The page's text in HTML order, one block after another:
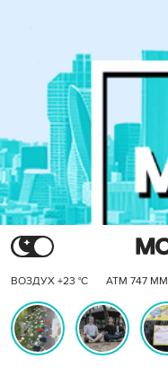
ВОЗДУХ +23 °C АТМ 747 ММ